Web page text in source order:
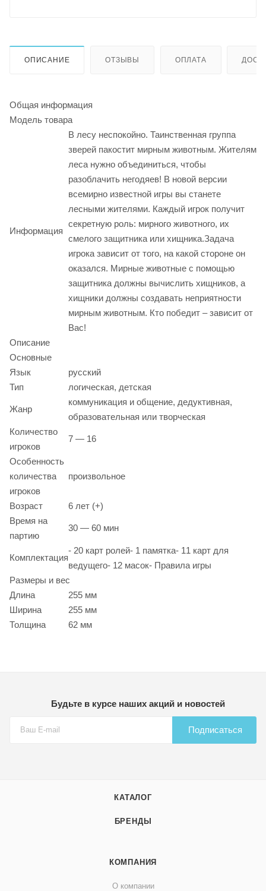
ОПИСАНИЕ ОТЗЫВЫ ОПЛАТА
Общая информация
Модель товара
Информация
В лесу неспокойно. Таинственная группа
зверей пакостит мирным животным. Жителям
леса нужно объединиться, чтобы
разоблачить негодяев! В новой версии
всемирно известной игры вы станете
лесными жителями. Каждый игрок получит
секретную роль: мирного животного, их
смелого защитника или хищника.Задача
игрока зависит от того, на какой стороне он
оказался. Мирные животные с помощью
защитника должны вычислить хищников, а
хищники должны создавать неприятности
мирным животным. Кто победит – зависит от
Вас!
Описание
Основные
Язык
русский
Тип
логическая, детская
Жанр
коммуникация и общение, дедуктивная,
образовательная или творческая
Количество
игроков
7 — 16
Особенность
количества
игроков
произвольное
Возраст
6 лет (+)
Время на
партию
30 — 60 мин
Комплектация
- 20 карт ролей- 1 памятка- 11 карт для
ведущего- 12 масок- Правила игры
Размеры и вес
Длина
255 мм
Ширина
255 мм
Толщина
62 мм
Будьте в курсе наших акций и новостей
Подписаться
КАТАЛОГ
БРЕНДЫ
КОМПАНИЯ
О компании